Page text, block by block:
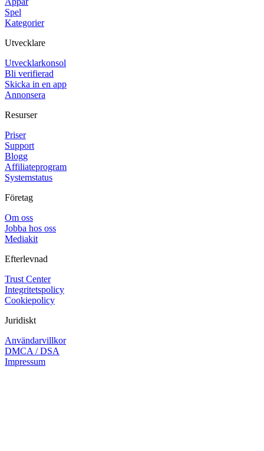
Spel
Kategorier
Utvecklare
Utvecklarkonsol
Bli verifierad
Skicka in en app
Annonsera
Resurser
Priser
Support
Blogg
Affiliateprogram
Systemstatus
Företag
Om oss
Jobba hos oss
Mediakit
Efterlevnad
Trust Center
Integritetspolicy
Cookiepolicy
Juridiskt
Användarvillkor
DMCA / DSA
Impressum